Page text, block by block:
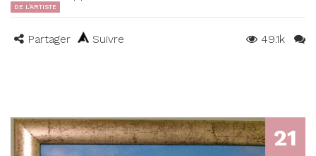
DE L'ARTISTE
Partager Suivre 49.1k
21